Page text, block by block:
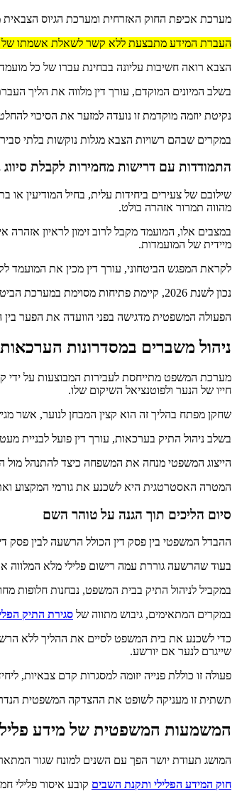
מערכת אכיפת החוק האזרחית ומערכת הגיוס הצבאית
העברת המידע מתבצעת ללא קשר לשאלת אשמתו של
הצבא רואה חשיבות עליונה בבחינת עברו של כל
בשלב המיונים המוקדם, עורך דין מלווה את הליך
נקיטת יוזמה מוקדמת זו נועדה למזער את הסיכוי
במקרים שבהם רשויות הצבא מגלות נוקשות בלתי
התמודדות עם דרישות מחמירות לקבלת סיווג
שילובם של צעירים ביחידות עלית, בחיל המודיעין או
מהווה תמרור אזהרה בולט.
במצבים אלו, המועמד מקבל לרוב זימון לראיון אזהרה
מיידית של המועמדות.
לקראת המפגש הביטחוני, עורך דין מכין את
נכון לשנת 2026, קיימת פתיחות מסוימת במערכת הביטחון לאשר סיווגים ביטחוניים לצעירים שעברו כברת דרך שיקומית, בתנאי שההליך הוצג בצורה אמינה ומגובה באסמכתאות.
הפעולה המשפטית מדגישה בפני הוועדה את הפער בין
ניהול משברים במסדרונות הערכאות
מערכת המשפט מתייחסת לעבירות המבוצעות על ידי
חייו של הנער ולפוטנציאל השיקום שלו.
שחקן מפתח בהליך זה הוא קצין המבחן לנוער, אשר
בשלב ניהול התיק בערכאות, עורך דין פועל לבניית
הייצוג המשפטי מנחה את המשפחה כיצד להתנהל מול
המטרה האסטרטגית היא לשכנע את גורמי המקצוע ואת
סיום הליכים תוך הגנה על טוהר השם
ההבדל המשפטי בין פסק דין הכולל הרשעה לבין פסק
בעוד שהרשעה גוררת עמה רישום פלילי מלא המלווה
במקביל לניהול התיק בבית המשפט, נבחנות חלופות
במקרים המתאימים, גיבוש מתווה של סגירת התיק
כדי לשכנע את בית המשפט לסיים את ההליך ללא
שייגרם לנער אם יורשע.
פעולה זו כוללת פנייה יזומה למסגרות קדם צבאיות,
תשתית זו מעניקה לשופט את ההצדקה המשפטית
המשמעות המשפטית של מידע
המושג תעודת יושר הפך עם השנים למונח שגור
חוק המידע הפלילי ותקנת השבים קובע איסור פלילי